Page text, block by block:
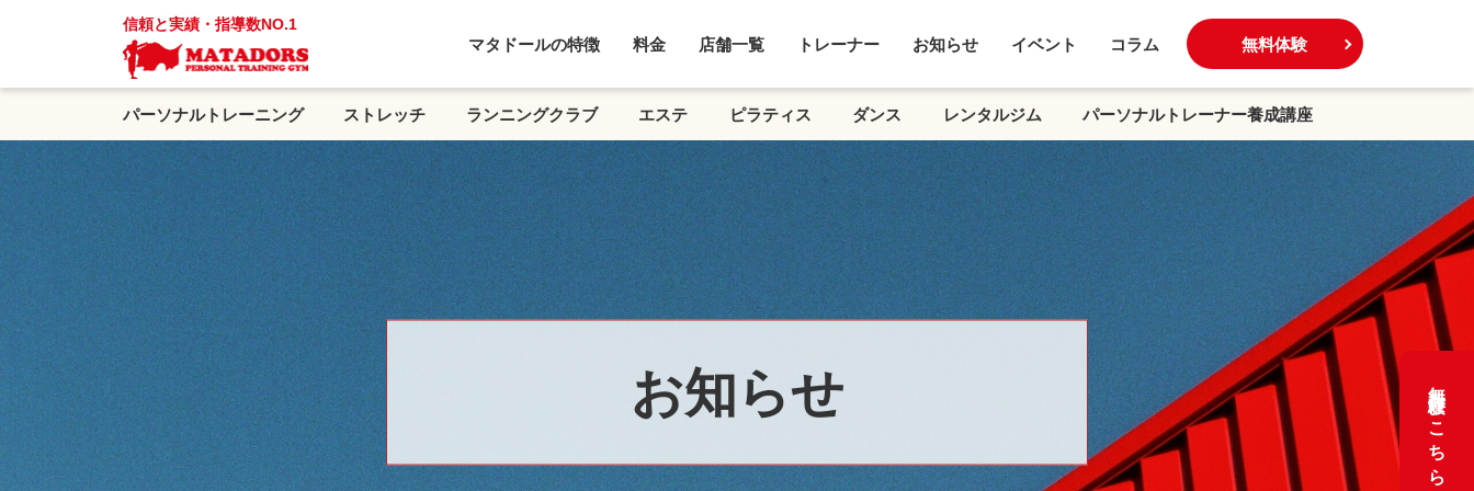
信頼と実績・指導数NO.1
マタドールの特徴 料金 店舗一覧 トレーナー お知らせ イベント コラム 無料体験
パーソナルトレーニング ストレッチ ランニングクラブ エステ ピラティス ダンス レンタルジム パーソナルトレーナー養成講座
無料体験はこちら
お知らせ